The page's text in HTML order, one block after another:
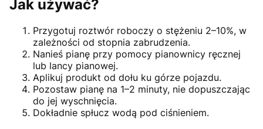
Jak używać?
Przygotuj roztwór roboczy o stężeniu 2–10%, w
zależności od stopnia zabrudzenia.
Nanieś pianę przy pomocy pianownicy ręcznej
lub lancy pianowej.
Aplikuj produkt od dołu ku górze pojazdu.
Pozostaw pianę na 1–2 minuty, nie dopuszczając
do jej wyschnięcia.
Dokładnie spłucz wodą pod ciśnieniem.